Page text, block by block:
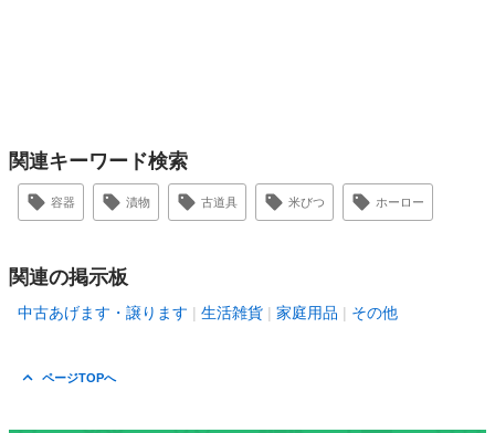
関連キーワード検索
容器 漬物 古道具 米びつ ホーロー
関連の掲示板
中古あげます・譲ります 生活雑貨 家庭用品 その他
ページTOPへ